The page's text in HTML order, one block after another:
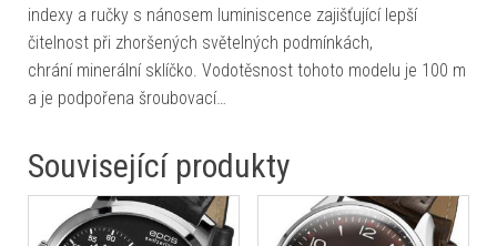
indexy a ručky s nánosem luminiscence zajišťující lepší
čitelnost při zhoršených světelných podmínkách,
chrání minerální sklíčko. Vodotěsnost tohoto modelu je 100 m
a je podpořena šroubovací…
Související produkty